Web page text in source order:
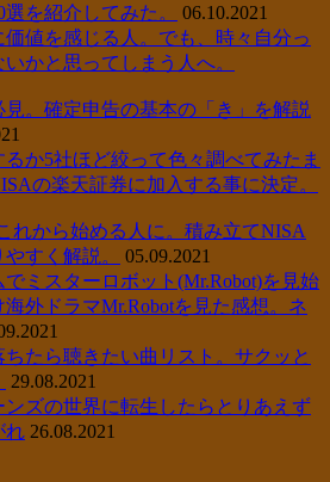
を紹介してみた。
06.10.2021
値を感じる人。でも、時々自分っ
かと思ってしまう人へ。
。確定申告の基本の「き」を解説
か5社ほど絞って色々調べてみたま
の楽天証券に加入する事に決定。
れから始める人に。積み立てNISA
すく解説。
05.09.2021
ミスターロボット(Mr.Robot)を見始
外ドラマMr.Robotを見た感想。ネ
たら聴きたい曲リスト。サクッと
29.08.2021
ズの世界に転生したらとりあえず
れ 26.08.2021